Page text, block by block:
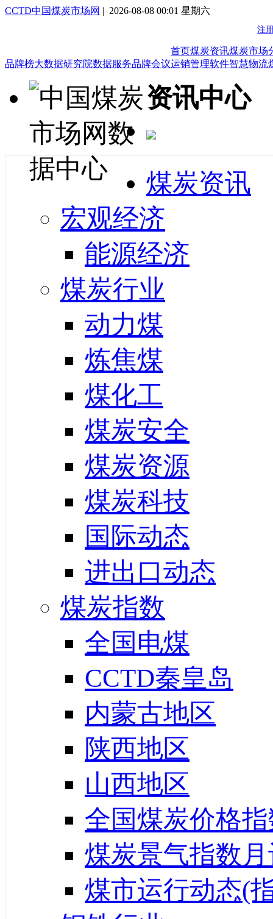
CCTD中国煤炭市场网 | 2026-08-08 00:01 星期六
首页煤炭资讯煤炭市场
品牌榜大数据研究院数据服务品牌会议运销管理软件智慧物流
资讯中心
煤炭资讯
宏观经济
能源经济
煤炭行业
动力煤
炼焦煤
煤化工
煤炭安全
煤炭资源
煤炭科技
国际动态
进出口动态
煤炭指数
全国电煤
CCTD秦皇岛
内蒙古地区
陕西地区
山西地区
全国煤炭价格
煤炭景气指数
煤市运行动态(